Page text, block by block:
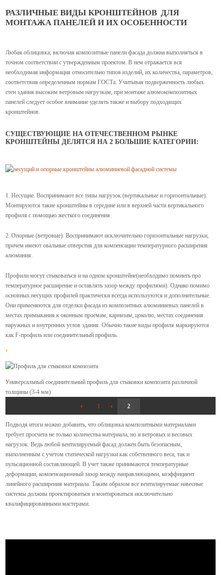
РАЗЛИЧНЫЕ ВИДЫ КРОНШТЕЙНОВ ДЛЯ
МОНТАЖА ПАНЕЛЕЙ И ИХ ОСОБЕННОСТИ
Любая облицовка, включая композитные панели фасада должна выполняться в
точном соответствии с утвержденным проектом. В нем отражается вся
необходимая информация относительно типов изделий, их количества, параметров,
соответствия определенным нормам ГОСТа. Учитывая подверженность любых
стен здания высоким ветровым нагрузкам, при монтаже алюмокомпозитных
панелей следует особое внимание уделять также и выбору подходящих
кронштейнов.
СУЩЕСТВУЮЩИЕ НА ОТЕЧЕСТВЕННОМ РЫНКЕ
КРОНШТЕЙНЫ ДЕЛЯТСЯ НА 2 БОЛЬШИЕ КАТЕГОРИИ:
1. Несущие. Воспринимают все типы нагрузок (вертикальные и горизонтальные).
Монтируются такие кронштейны в середине или в верхней части вертикального
профиля с помощью жесткого соединения.
2. Опорные (ветровые). Воспринимают исключительно горизонтальные нагрузки,
причем имеют овальные отверстия для компенсации температурного расширения
алюминия.
Профили могут стыковаться и на одном кронштейне(необходимо помнить про
температурное расширение и оставлять зазор между профилями). Однако помимо
основных несущих профилей практически всегда используются и дополнительные.
Они применяются для отделки фасада из композитных алюминиевых панелей в
местах примыкания к оконным проемам, карнизам, цоколю, местах соединения
наружных и внутренних углов здания. Обычно такие виды профиля маркируются
как F-профиль или соединительный профиль.
Универсальный соединительный профиль для стыковки композита различной
толщины (3-4 мм)
1 2
Подводя итоги можно добавить, что облицовка композитными материалами
требует просчета не только количества материала, но и ветровых и весовых
нагрузок. Ведь любой вентилируемый фасад должен быть безопасным,
выполненным с учетом статической нагрузки как собственного веса, так и
пульсационной составляющей. В учет также принимаются температурные
деформации, компенсационный зазор между направляющими, коэффициент
линейного расширения материала. Таким образом все вентилируемые навесные
системы должны проектироваться и монтироваться исключительно
квалифицированными мастерами.